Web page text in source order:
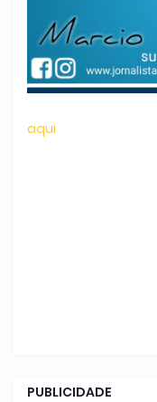
aqui
PUBLICIDADE